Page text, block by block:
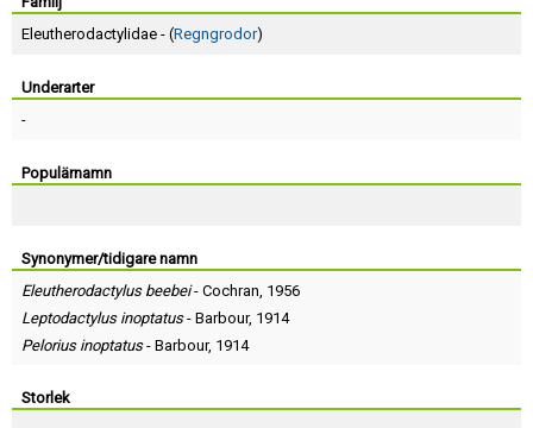
Eleutherodactylidae - (Regngrodor)
Underarter
-
Populärnamn
Synonymer/tidigare namn
Eleutherodactylus beebei- Cochran, 1956
Leptodactylus inoptatus- Barbour, 1914
Pelorius inoptatus- Barbour, 1914
Storlek